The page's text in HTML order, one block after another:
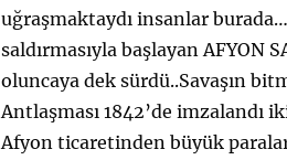
uğraşmaktaydı insanlar
saldırmasıyla başlayan AFYON
oluncaya dek sürdü..Savaşın
Antlaşması 1842’de imzalandı
Afyon ticaretinden büyük